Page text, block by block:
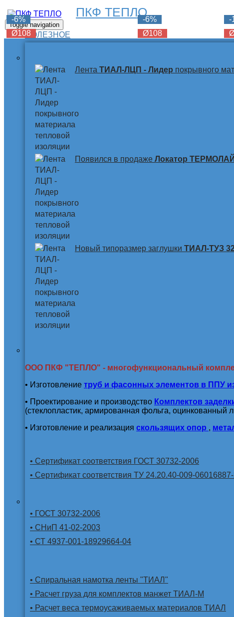
ПКФ ТЕПЛО
Toggle navigation
ПОЛЕЗНОЕ
Лента ТИАЛ-ЛЦП - Лидер покрывного
Появился в продаже Локатор
Новый типоразмер заглушки ТИАЛ-ТУЗ
ООО ПКФ "ТЕПЛО" - многофункциональный
• Изготовление труб и фасонных элементов в ППУ
• Проектирование и производство Комплектов
(стеклопластик, армированная фольга, оцинкованный
• Изготовление и реализация скользящих опор ,
• Сертификат соответствия ГОСТ 30732-2006
• Сертификат соответствия ТУ 24.20.40-009-
• ГОСТ 30732-2006
• СНиП 41-02-2003
• СТ 4937-001-18929664-04
• Спиральная намотка ленты "ТИАЛ"
• Расчет груза для комплектов манжет ТИАЛ-М
• Расчет веса термоусаживаемых материалов ТИАЛ
-6%
Ø108
-6%
Ø108
-6%
Ø108
-